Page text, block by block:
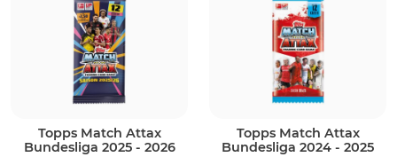
Topps Match Attax
Bundesliga 2025 - 2026
Topps Match Attax
Bundesliga 2024 - 2025